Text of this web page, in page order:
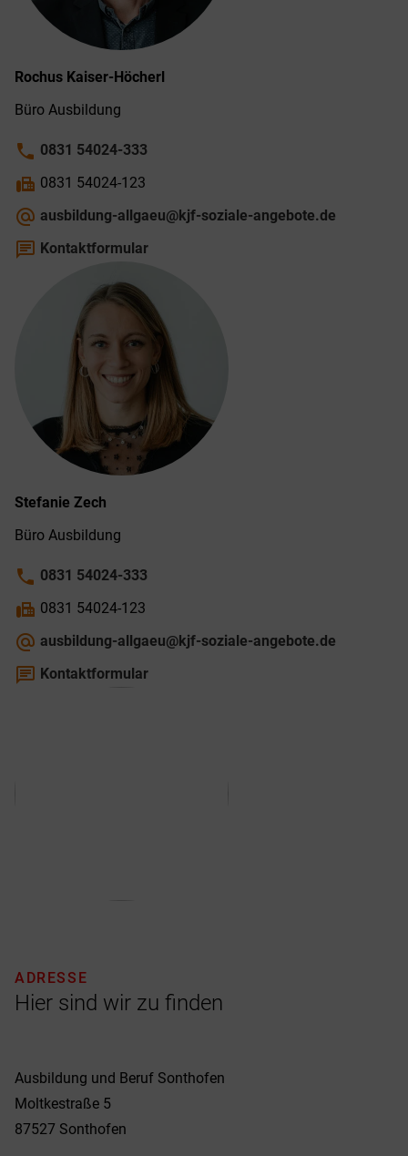
Rochus Kaiser-Höcherl
Büro Ausbildung
phone 0831 54024-333
fax 0831 54024-123
alternate_email ausbildung-allgaeu@kjf-soziale-angebote.de
chat Kontaktformular
Stefanie Zech
Büro Ausbildung
phone 0831 54024-333
fax 0831 54024-123
alternate_email ausbildung-allgaeu@kjf-soziale-angebote.de
chat Kontaktformular
Hier sind wir zu finden
ADRESSE
Ausbildung und Beruf Sonthofen
Moltkestraße 5
87527 Sonthofen